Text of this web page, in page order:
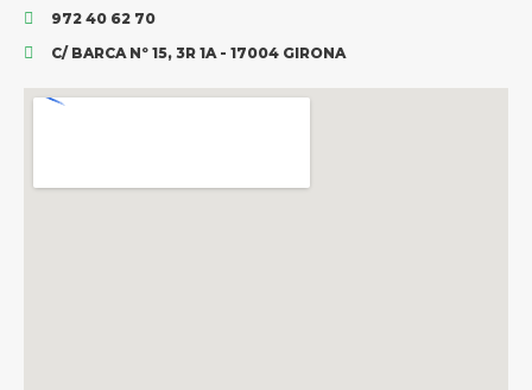
972 40 62 70
C/ BARCA Nº 15, 3R 1A - 17004 GIRONA